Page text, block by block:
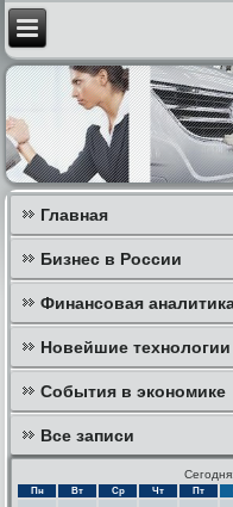
Главная
Бизнес в России
Финансовая
Новейшие технологии
События в экономике
Все записи
Пн Вт Ср Чт Пт